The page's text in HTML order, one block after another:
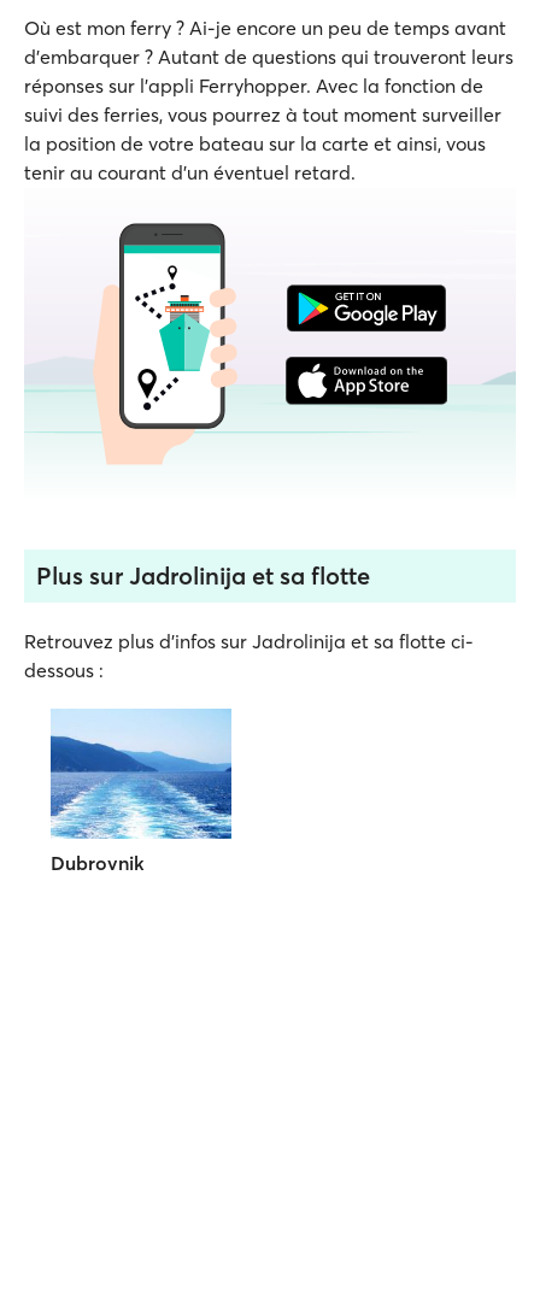
Où est mon ferry ? Ai-je encore un peu de temps avant
d'embarquer ? Autant de questions qui trouveront leurs
réponses sur l'appli Ferryhopper. Avec la fonction de
suivi des ferries, vous pourrez à tout moment surveiller
la position de votre bateau sur la carte et ainsi, vous
tenir au courant d'un éventuel retard.
Plus sur Jadrolinija et sa flotte
Retrouvez plus d'infos sur Jadrolinija et sa flotte ci-
dessous :
Dubrovnik